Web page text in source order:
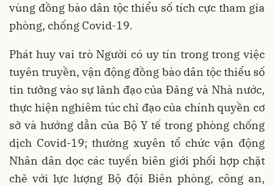
vùng đồng bào dân tộc thiểu số tích cực tham gia
phòng, chống Covid-19.
Phát huy vai trò Người có uy tín trong trong việc
tuyên truyền, vận động đồng bào dân tộc thiểu số
tin tưởng vào sự lãnh đạo của Đảng và Nhà nước,
thực hiện nghiêm túc chỉ đạo của chính quyền cơ
sở và hướng dẫn của Bộ Y tế trong phòng chống
dịch Covid-19; thường xuyên tổ chức vận động
Nhân dân dọc các tuyến biên giới phối hợp chặt
chẽ với lực lượng Bộ đội Biên phòng, công an,